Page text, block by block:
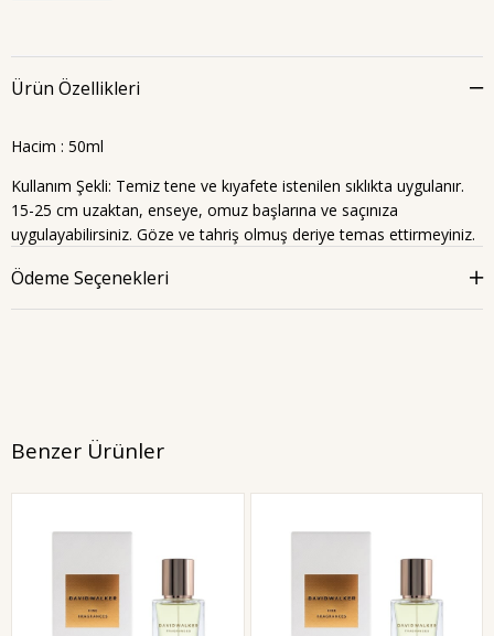
Ürün Özellikleri
Hacim : 50ml
Kullanım Şekli: Temiz tene ve kıyafete istenilen sıklıkta uygulanır.
15-25 cm uzaktan, enseye, omuz başlarına ve saçınıza
uygulayabilirsiniz. Göze ve tahriş olmuş deriye temas ettirmeyiniz.
Ödeme Seçenekleri
Benzer Ürünler